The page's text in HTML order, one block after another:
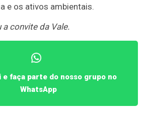
e os ativos ambientais.
convite da Vale.
e faça parte do nosso grupo no
WhatsApp